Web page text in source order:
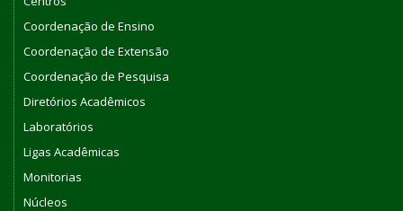
Coordenação de Ensino
Coordenação de Extensão
Coordenação de Pesquisa
Diretórios Acadêmicos
Laboratórios
Ligas Acadêmicas
Monitorias
Núcleos